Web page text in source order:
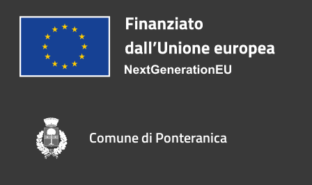
Comune di Ponteranica